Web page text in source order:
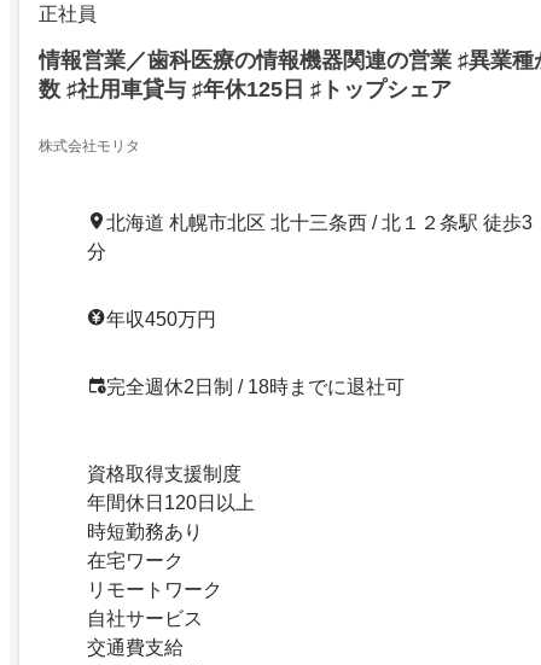
正社員
情報営業／歯科医療の情報機器関連の営業 ♯異業
数 ♯社用車貸与 ♯年休125日 ♯トップシェア
株式会社モリタ
北海道 札幌市北区 北十三条西 / 北１２条駅 徒歩3
分
年収450万円
完全週休2日制 / 18時までに退社可
資格取得支援制度
年間休日120日以上
時短勤務あり
在宅ワーク
リモートワーク
自社サービス
交通費支給